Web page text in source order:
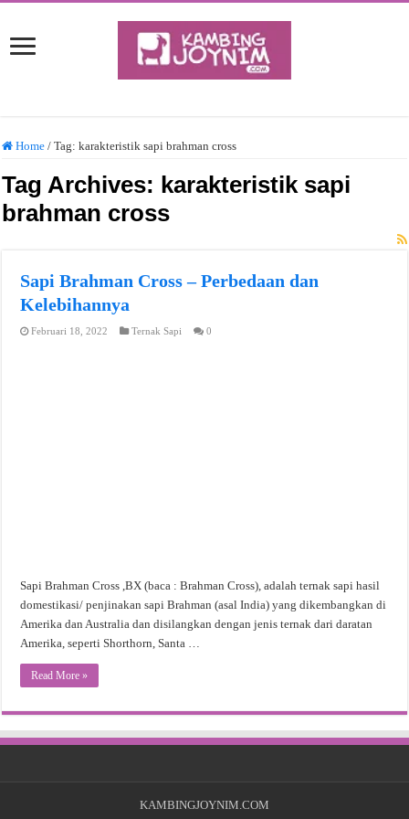
Home / Tag:karakteristik sapi brahman cross
Tag Archives: karakteristik sapi
brahman cross
Sapi Brahman Cross – Perbedaan dan
Kelebihannya
Februari 18, 2022 Ternak Sapi 0
Sapi Brahman Cross ,BX (baca : Brahman Cross), adalah ternak sapi hasil
domestikasi/ penjinakan sapi Brahman (asal India) yang dikembangkan di
Amerika dan Australia dan disilangkan dengan jenis ternak dari daratan
Amerika, seperti Shorthorn, Santa …
Read More »
KAMBINGJOYNIM.COM